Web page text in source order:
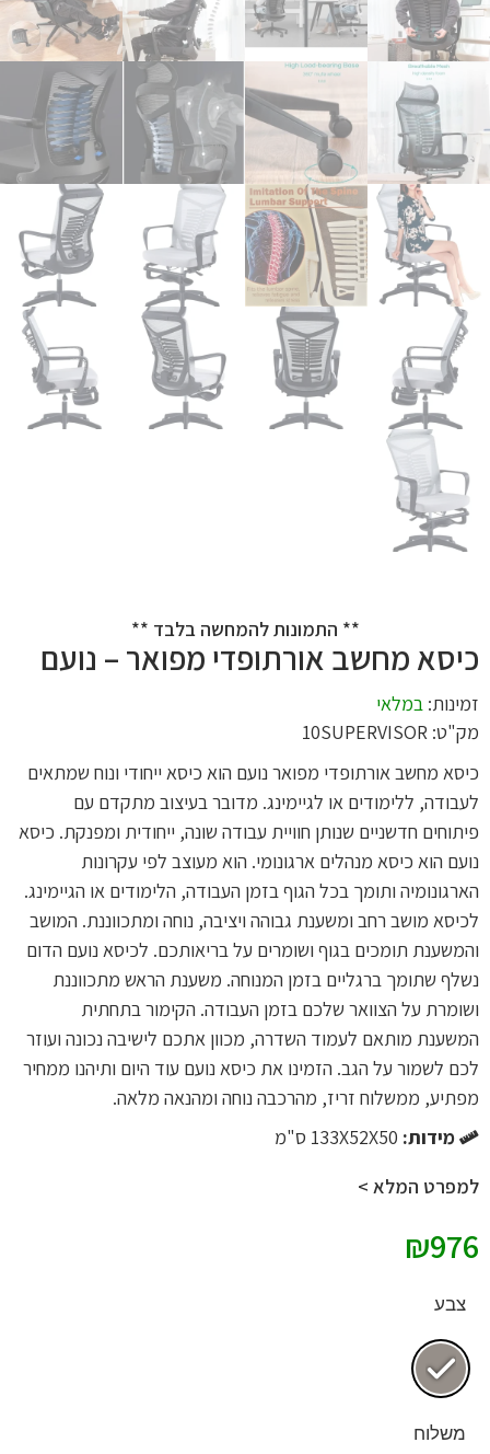
** התמונות להמחשה בלבד **
כיסא מחשב אורתופדי מפואר – נועם
זמינות: במלאי
מק"ט: 10SUPERVISOR
כיסא מחשב אורתופדי מפואר נועם הוא כיסא ייחודי ונוח שמתאים
לעבודה, ללימודים או לגיימינג. מדובר בעיצוב מתקדם עם
פיתוחים חדשניים שנותן חוויית עבודה שונה, ייחודית ומפנקת. כיסא
נועם הוא כיסא מנהלים ארגונומי. הוא מעוצב לפי עקרונות
הארגונומיה ותומך בכל הגוף בזמן העבודה, הלימודים או הגיימינג.
לכיסא מושב רחב ומשענת גבוהה ויציבה, נוחה ומתכווננת. המושב
והמשענת תומכים בגוף ושומרים על בריאותכם. לכיסא נועם הדום
נשלף שתומך ברגליים בזמן המנוחה. משענת הראש מתכווננת
ושומרת על הצוואר שלכם בזמן העבודה. הקימור בתחתית
המשענת מותאם לעמוד השדרה, מכוון אתכם לישיבה נכונה ועוזר
לכם לשמור על הגב. הזמינו את כיסא נועם עוד היום ותיהנו ממחיר
מפתיע, ממשלוח זריז, מהרכבה נוחה ומהנאה מלאה.
מידות: 133X52X50 ס"מ
למפרט המלא >
₪976
צבע
משלוח